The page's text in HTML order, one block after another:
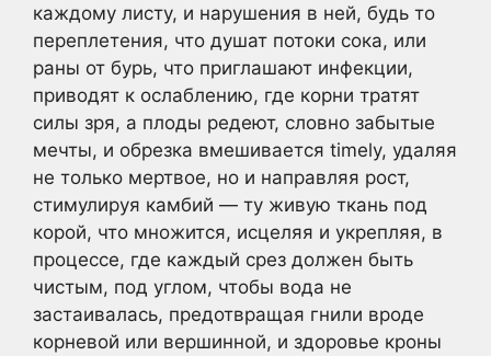
каждому листу, и нарушения в ней, будь то
переплетения, что душат потоки сока, или
раны от бурь, что приглашают инфекции,
приводят к ослаблению, где корни тратят
силы зря, а плоды редеют, словно забытые
мечты, и обрезка вмешивается timely, удаляя
не только мертвое, но и направляя рост,
стимулируя камбий — ту живую ткань под
корой, что множится, исцеляя и укрепляя, в
процессе, где каждый срез должен быть
чистым, под углом, чтобы вода не
застаивалась, предотвращая гнили вроде
корневой или вершинной, и здоровье кроны